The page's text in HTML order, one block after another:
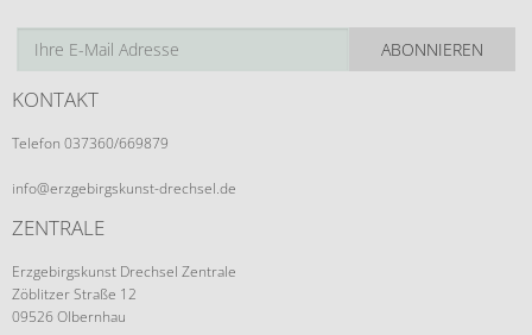
ABONNIEREN
KONTAKT
Telefon 037360/669879
info@erzgebirgskunst-drechsel.de
ZENTRALE
Erzgebirgskunst Drechsel Zentrale
Zöblitzer Straße 12
09526 Olbernhau